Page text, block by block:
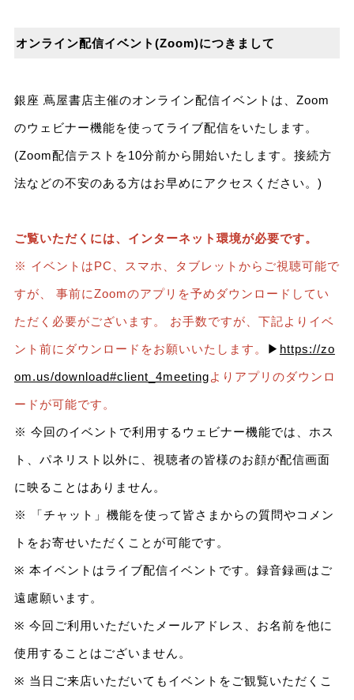
オンライン配信イベント(Zoom)につきまして
銀座 蔦屋書店主催のオンライン配信イベントは、Zoom
のウェビナー機能を使ってライブ配信をいたします。
(Zoom配信テストを10分前から開始いたします。接続方
法などの不安のある方はお早めにアクセスください。)
ご覧いただくには、インターネット環境が必要です。
※ イベントはPC、スマホ、タブレットからご視聴可能で
すが、 事前にZoomのアプリを予めダウンロードしてい
ただく必要がございます。 お手数ですが、下記よりイベ
ント前にダウンロードをお願いいたします。 ▶ https://zo
om.us/download#client_4meetingよりアプリのダウンロ
ードが可能です。
※ 今回のイベントで利用するウェビナー機能では、ホス
ト、パネリスト以外に、視聴者の皆様のお顔が配信画面
に映ることはありません。
※ 「チャット」機能を使って皆さまからの質問やコメン
トをお寄せいただくことが可能です。
※ 本イベントはライブ配信イベントです。録音録画はご
遠慮願います。
※ 今回ご利用いただいたメールアドレス、お名前を他に
使用することはございません。
※ 当日ご来店いただいてもイベントをご観覧いただくこ